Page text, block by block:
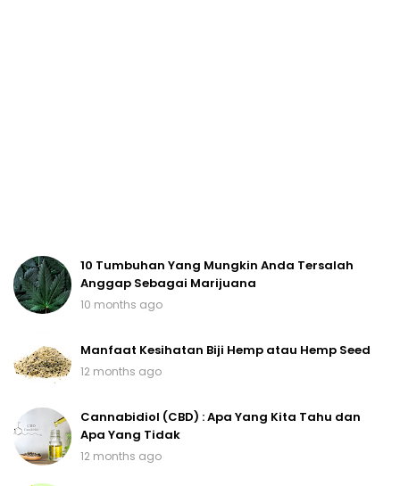
10 Tumbuhan Yang Mungkin Anda Tersalah
Anggap Sebagai Marijuana
10 months ago
Manfaat Kesihatan Biji Hemp atau Hemp Seed
12 months ago
Cannabidiol (CBD) : Apa Yang Kita Tahu dan
Apa Yang Tidak
12 months ago